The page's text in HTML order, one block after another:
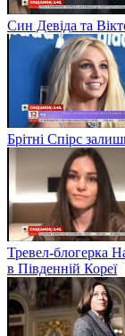
Син Девіда та
Брітні Спірс
Тревел-блогерка
в Південній Кореї